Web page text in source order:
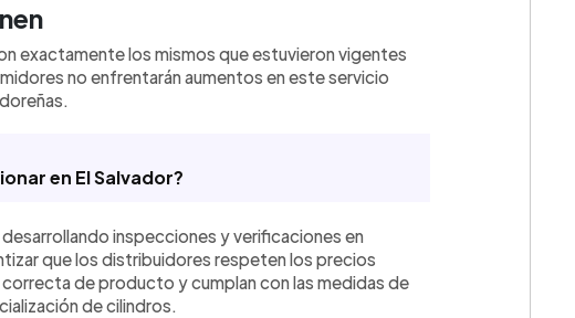
exactamente los mismos que estuvieron vigentes
no enfrentarán aumentos en este servicio
en El Salvador?
inspecciones y verificaciones en
que los distribuidores respeten los precios
de producto y cumplan con las medidas de
de cilindros.